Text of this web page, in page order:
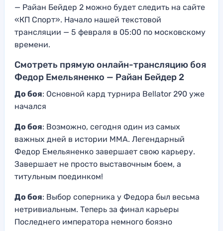
— Райан Бейдер 2 можно будет следить на сайте
«КП Спорт». Начало нашей текстовой
трансляции — 5 февраля в 05:00 по московскому
времени.
Смотреть прямую онлайн-трансляцию боя
Федор Емельяненко — Райан Бейдер 2
До боя: Основной кард турнира Bellator 290 уже
начался
До боя: Возможно, сегодня один из самых
важных дней в истории ММА. Легендарный
Федор Емельяненко завершает свою карьеру.
Завершает не просто выставочным боем, а
титульным поединком!
До боя: Выбор соперника у Федора был весьма
нетривиальным. Теперь за финал карьеры
Последнего императора немного боязно